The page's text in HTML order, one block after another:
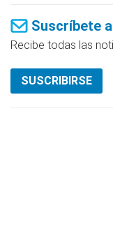
Suscríbete
Recibe todas las
SUSCRIBIRSE